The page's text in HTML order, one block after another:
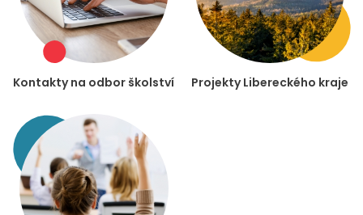
Kontakty na odbor školství Projekty Libereckého kraje